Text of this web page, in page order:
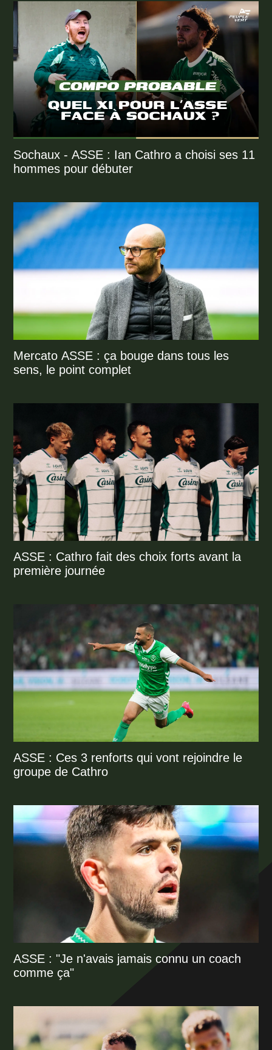
Sochaux - ASSE : Ian Cathro a choisi ses 11
hommes pour débuter
Mercato ASSE : ça bouge dans tous les
sens, le point complet
ASSE : Cathro fait des choix forts avant la
première journée
ASSE : Ces 3 renforts qui vont rejoindre le
groupe de Cathro
ASSE : "Je n'avais jamais connu un coach
comme ça"